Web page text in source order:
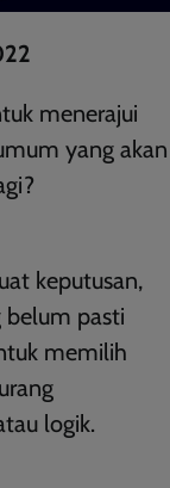
menerajui
yang akan
keputusan,
pasti
memilih
logik.